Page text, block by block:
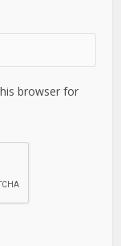
browser for